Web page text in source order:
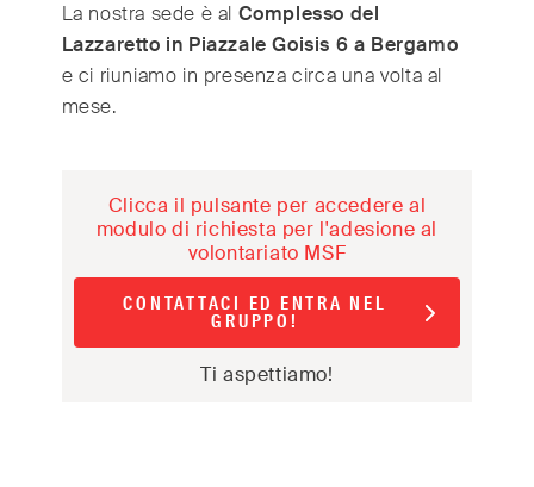
La nostra sede è al Complesso del
Lazzaretto in Piazzale Goisis 6 a Bergamo
e ci riuniamo in presenza circa una volta al
mese.
Clicca il pulsante per accedere al
modulo di richiesta per l'adesione al
volontariato MSF
CONTATTACI ED ENTRA NEL
GRUPPO!
Ti aspettiamo!
Switzerland (Deutsch/Français)
Turkey (Türkiye)
United Kingdom